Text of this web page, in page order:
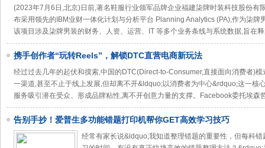
(2023年7月6日,北京)日前,著名鞋服行业领军品牌企业福建柒牌时装科技股份有
布采用领先的IBM业财一体化计划与分析平台 Planning Analytics (PA),作为柒牌
该项目涉及柒牌男装的财务、人资、运营、IT 等多个业务条线与系统数据,旨在
携手创作者“玩转Reels”，解锁DTC直营电商新玩法
经过过去几年的起伏和摸索,中国的DTC(Direct-to-Consumer,直接面向消费者)
一渠道,甚至不止于线上发展,但却离不开&ldquo;以消费者为中心&rdquo;这一核
服务吸引潜在受众、形成品牌粘性,离不开创意力量的支撑。Facebook委托埃森
告别手抄！爱普生多功能错题打印机帮你GET高效学习技巧
经常有家长说&ldquo;我知道整理错题的重要性，但每科